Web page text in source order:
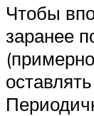
Чтобы
заранее